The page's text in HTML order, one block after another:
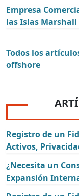
Empresa
las Islas Marshall
Todos los
offshore
Registro de un
Activos,
¿Necesita un
Expansión